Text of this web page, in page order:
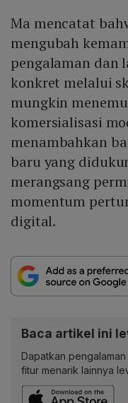
Ma mencatat
mengubah
pengalaman dan
konkret melalui
mungkin
komersialisasi
menambahkan
baru yang
merangsang
momentum
digital.
Baca artikel ini
Dapatkan
fitur menarik lainnya